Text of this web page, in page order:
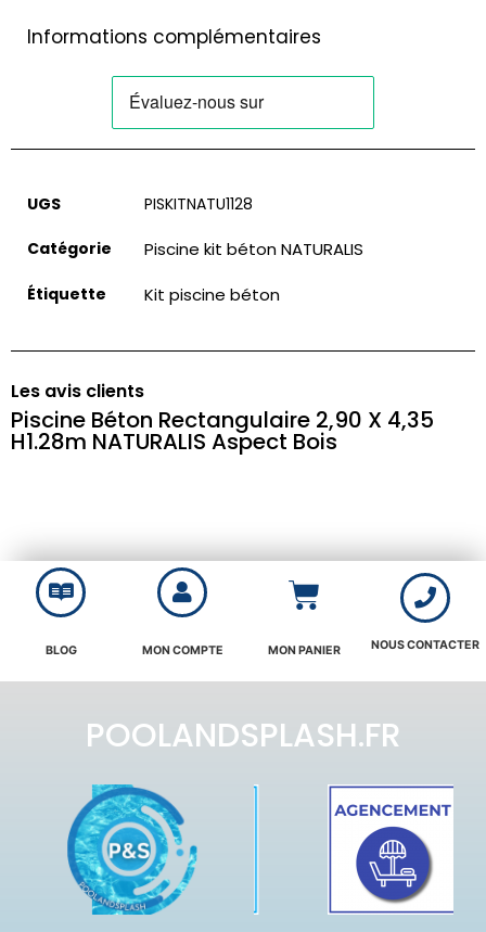
Informations complémentaires
UGS PISKITNATU1128
Catégorie Piscine kit béton NATURALIS
Étiquette Kit piscine béton
Les avis clients
Piscine Béton Rectangulaire 2,90 X 4,35
H1.28m NATURALIS Aspect Bois
BLOG MON COMPTE MON PANIER NOUS CONTACTER
POOLANDSPLASH.FR